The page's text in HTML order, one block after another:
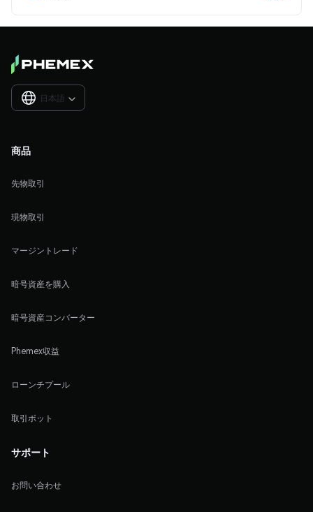
日本語 
商品
先物取引
現物取引
マージントレード
暗号資産を購入
暗号資産コンバーター
Phemex収益
ローンチプール
取引ボット
サポート
お問い合わせ